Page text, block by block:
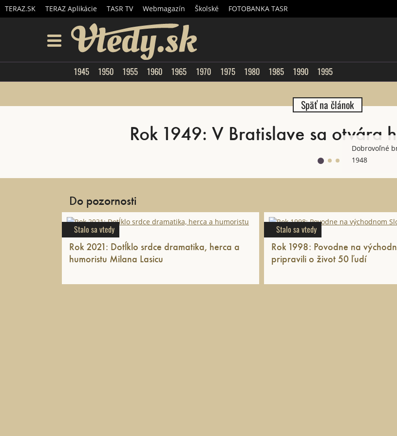
TERAZ.SK TERAZ Aplikácie TASR TV Webmagazín Školské FOTOBANKA TASR
1945 1950 1955 1960 1965 1970 1975 1980 1985 1990 1995
Späť na článok
Rok 1949: V Bratislave sa otvára
Dobrovoľné
1948
Do pozornosti
Stalo sa vtedy
Rok 2021: Dotĺklo srdce dramatika, herca a
humoristu Milana Lasicu
Stalo sa vtedy
Rok 1998: Povodne na
pripravili o život 50 ľudí